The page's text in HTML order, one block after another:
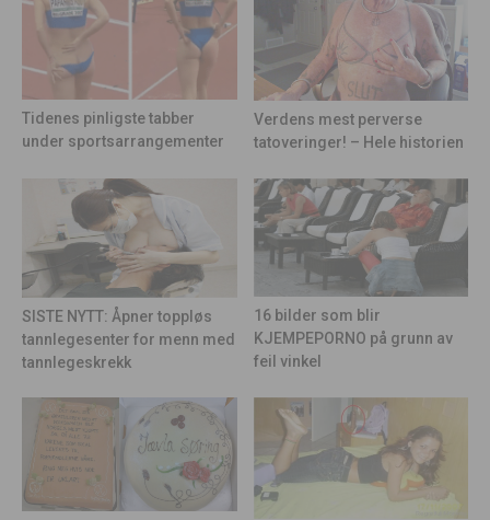
Tidenes pinligste tabber
under sportsarrangementer
Verdens mest perverse
tatoveringer! – Hele historien
SISTE NYTT: Åpner toppløs
tannlegesenter for menn med
tannlegeskrekk
16 bilder som blir
KJEMPEPORNO på grunn av
feil vinkel